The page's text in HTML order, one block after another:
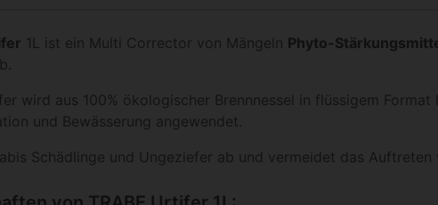
1L ist ein Multi Corrector von Mängeln Phyto-
wird aus 100% ökologischer Brennnessel in flüssigem
und Bewässerung angewendet.
Schädlinge und Ungeziefer ab und vermeidet das